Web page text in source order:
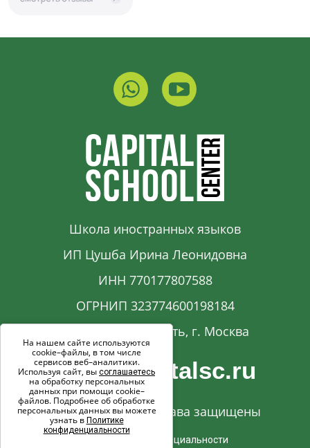
Школа иностранных языков
ИП Цушба Ирина Леонидовна
ИНН 770177807588
ОГРНИП 323774600198184
Московская область, г. Москва
info@capitalsc.ru
© 2017-2026. Все права защищены
Политика конфиденциальности
На нашем сайте используются
cookie–файлы, в том числе
сервисов веб–аналитики.
Используя сайт, вы соглашаетесь
на обработку персональных
данных при помощи cookie–
файлов. Подробнее об обработке
персональных данных вы можете
узнать в Политике
конфиденциальности